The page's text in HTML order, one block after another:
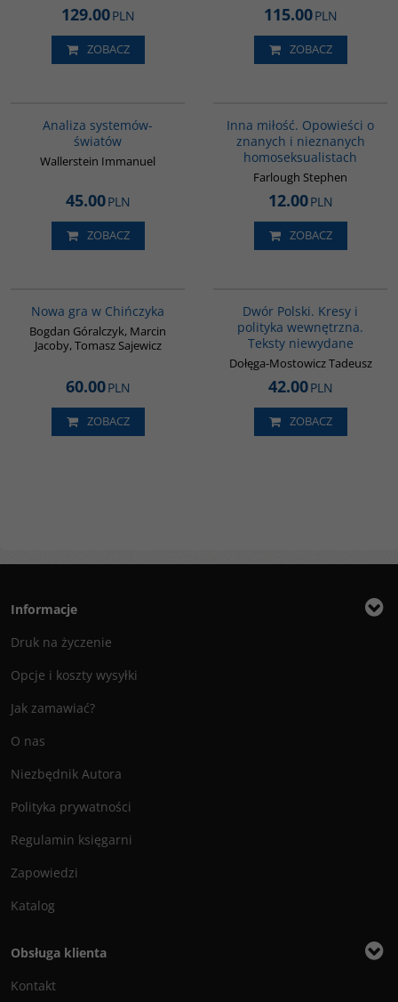
129.00PLN
ZOBACZ
115.00PLN
ZOBACZ
Analiza systemów-
światów
Wallerstein Immanuel
45.00PLN
ZOBACZ
Inna miłość. Opowieści o
znanych i nieznanych
homoseksualistach
Farlough Stephen
12.00PLN
ZOBACZ
Nowa gra w Chińczyka
Bogdan Góralczyk, Marcin
Jacoby, Tomasz Sajewicz
60.00PLN
ZOBACZ
Dwór Polski. Kresy i
polityka wewnętrzna.
Teksty niewydane
Dołęga-Mostowicz Tadeusz
42.00PLN
ZOBACZ
Informacje
Druk na życzenie
Opcje i koszty wysyłki
Jak zamawiać?
O nas
Niezbędnik Autora
Polityka prywatności
Regulamin księgarni
Zapowiedzi
Katalog
Obsługa klienta
Kontakt